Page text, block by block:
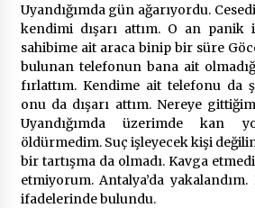
2 yıl ago
Muğla’da Çoğunluk
2 yıl ago
Uyandığımda gün ağarıyordu.
kendimi dışarı attım. O an panik
sahibime ait araca binip bir süre
bulunan telefonun bana ait
fırlattım. Kendime ait telefonu da
onu da dışarı attım. Nereye
Uyandığımda üzerimde kan
öldürmedim. Suç işleyecek kişi
bir tartışma da olmadı. Kavga
etmiyorum. Antalya’da yakalandım.
ifadelerinde bulundu.